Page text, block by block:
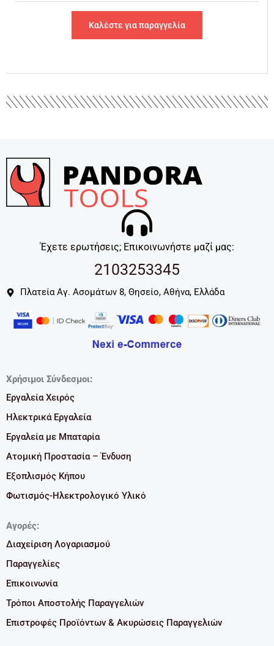
Καλέστε για παραγγελία
Έχετε ερωτήσεις; Επικοινωνήστε μαζί μας:
2103253345
Πλατεία Αγ. Ασομάτων 8, Θησείο, Αθήνα, Ελλάδα
Χρήσιμοι Σύνδεσμοι:
Εργαλεία Χειρός
Ηλεκτρικά Εργαλεία
Εργαλεία με Μπαταρία
Ατομική Προστασία – Ένδυση
Εξοπλισμός Κήπου
Φωτισμός-Ηλεκτρολογικό Υλικό
Αγορές:
Διαχείριση Λογαριασμού
Παραγγελίες
Επικοινωνία
Τρόποι Αποστολής Παραγγελιών
Επιστροφές Προϊόντων & Ακυρώσεις Παραγγελιών